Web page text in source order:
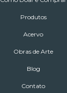
Produtos
Acervo
Obras de Arte
Blog
Contato